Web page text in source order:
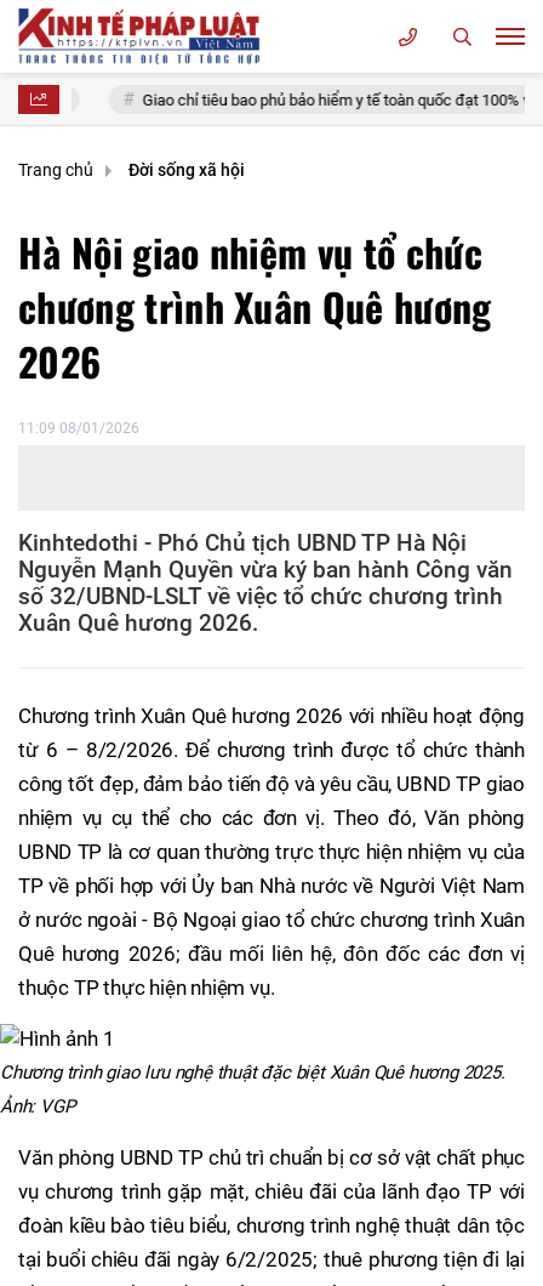
Giao chỉ tiêu bao phủ bảo hiểm y tế toàn quốc đạt 100% vào năm 2030
Trang chủ Đời sống xã hội
Hà Nội giao nhiệm vụ tổ chức
chương trình Xuân Quê hương
2026
11:09 08/01/2026
Kinhtedothi - Phó Chủ tịch UBND TP Hà Nội
Nguyễn Mạnh Quyền vừa ký ban hành Công văn
số 32/UBND-LSLT về việc tổ chức chương trình
Xuân Quê hương 2026.
Chương trình Xuân Quê hương 2026 với nhiều hoạt động
từ 6 – 8/2/2026. Để chương trình được tổ chức thành
công tốt đẹp, đảm bảo tiến độ và yêu cầu, UBND TP giao
nhiệm vụ cụ thể cho các đơn vị. Theo đó, Văn phòng
UBND TP là cơ quan thường trực thực hiện nhiệm vụ của
TP về phối hợp với Ủy ban Nhà nước về Người Việt Nam
ở nước ngoài - Bộ Ngoại giao tổ chức chương trình Xuân
Quê hương 2026; đầu mối liên hệ, đôn đốc các đơn vị
thuộc TP thực hiện nhiệm vụ.
Chương trình giao lưu nghệ thuật đặc biệt Xuân Quê hương 2025.
Ảnh: VGP
Văn phòng UBND TP chủ trì chuẩn bị cơ sở vật chất phục
vụ chương trình gặp mặt, chiêu đãi của lãnh đạo TP với
đoàn kiều bào tiêu biểu, chương trình nghệ thuật dân tộc
tại buổi chiêu đãi ngày 6/2/2025; thuê phương tiện đi lại